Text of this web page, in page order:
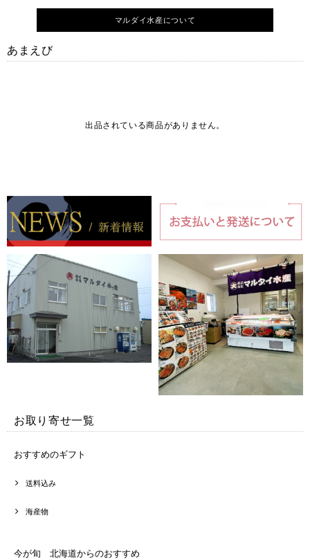
マルダイ水産について
あまえび
出品されている商品がありません。
お取り寄せ一覧
おすすめのギフト
送料込み
海産物
今が旬 北海道からのおすすめ